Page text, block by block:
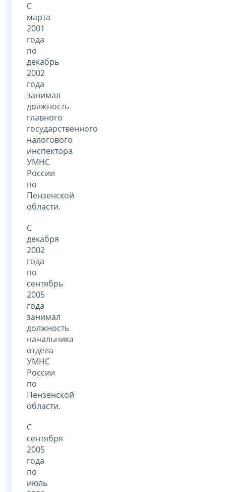
С
марта
2001
года
по
декабрь
2002
года
занимал
должность
главного
государственного
налогового
инспектора
УМНС
России
по
Пензенской
области.
С
декабря
2002
года
по
сентябрь
2005
года
занимал
должность
начальника
отдела
УМНС
России
по
Пензенской
области.
С
сентября
2005
года
по
июль